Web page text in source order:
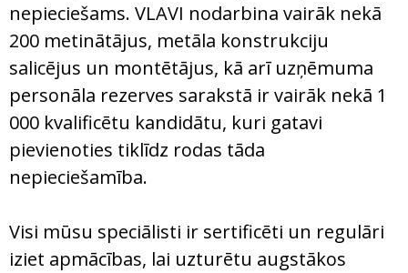
nepieciešams. VLAVI nodarbina vairāk nekā
200 metinātājus, metāla konstrukciju
salicējus un montētājus, kā arī uzņēmuma
personāla rezerves sarakstā ir vairāk nekā 1
000 kvalificētu kandidātu, kuri gatavi
pievienoties tiklīdz rodas tāda
nepieciešamība.
Visi mūsu speciālisti ir sertificēti un regulāri
iziet apmācības, lai uzturētu augstākos